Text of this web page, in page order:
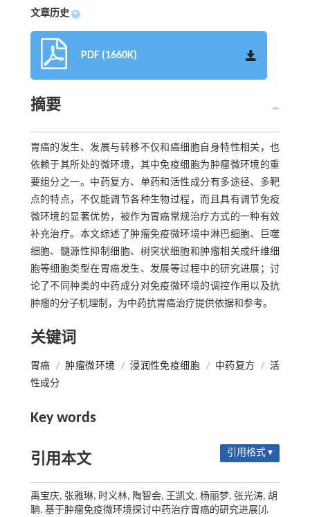
文章历史 +
PDF (1660K)
摘要
胃癌的发生、发展与转移不仅和癌细胞自身特性相关，也
依赖于其所处的微环境，其中免疫细胞为肿瘤微环境的重
要组分之一。中药复方、单药和活性成分有多途径、多靶
点的特点，不仅能调节各种生物过程，而且具有调节免疫
微环境的显著优势，被作为胃癌常规治疗方式的一种有效
补充治疗。本文综述了肿瘤免疫微环境中淋巴细胞、巨噬
细胞、髓源性抑制细胞、树突状细胞和肿瘤相关成纤维细
胞等细胞类型在胃癌发生、发展等过程中的研究进展；讨
论了不同种类的中药成分对免疫微环境的调控作用以及抗
肿瘤的分子机理制，为中药抗胃癌治疗提供依据和参考。
关键词
胃癌 / 肿瘤微环境 / 浸润性免疫细胞 / 中药复方 / 活
性成分
Key words
引用本文 引用格式 ▾
禹宝庆, 张雅琳, 时义林, 陶智会, 王凯文, 杨丽梦, 张光涛, 胡
聃. 基于肿瘤免疫微环境探讨中药治疗胃癌的研究进展[J].